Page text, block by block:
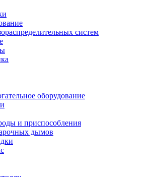
систем
оборудование
и приспособления
дымов